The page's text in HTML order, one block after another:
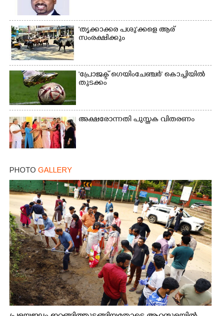
'തൃക്കാക്കര പശു'ക്കളെ ആര്
സംരക്ഷിക്കും
'പ്രോജക്ട് ഗെയിംചേഞ്ചർ' കൊച്ചിയിൽ
തുടക്കം
അക്ഷരോന്നതി പുസ്തക വിതരണം
PHOTO GALLERY
Share this link